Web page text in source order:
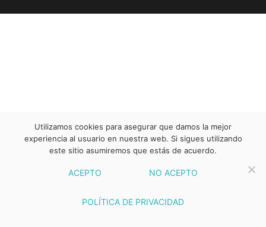
Utilizamos cookies para asegurar que damos la mejor
experiencia al usuario en nuestra web. Si sigues utilizando
este sitio asumiremos que estás de acuerdo.
ACEPTO NO ACEPTO
POLÍTICA DE PRIVACIDAD